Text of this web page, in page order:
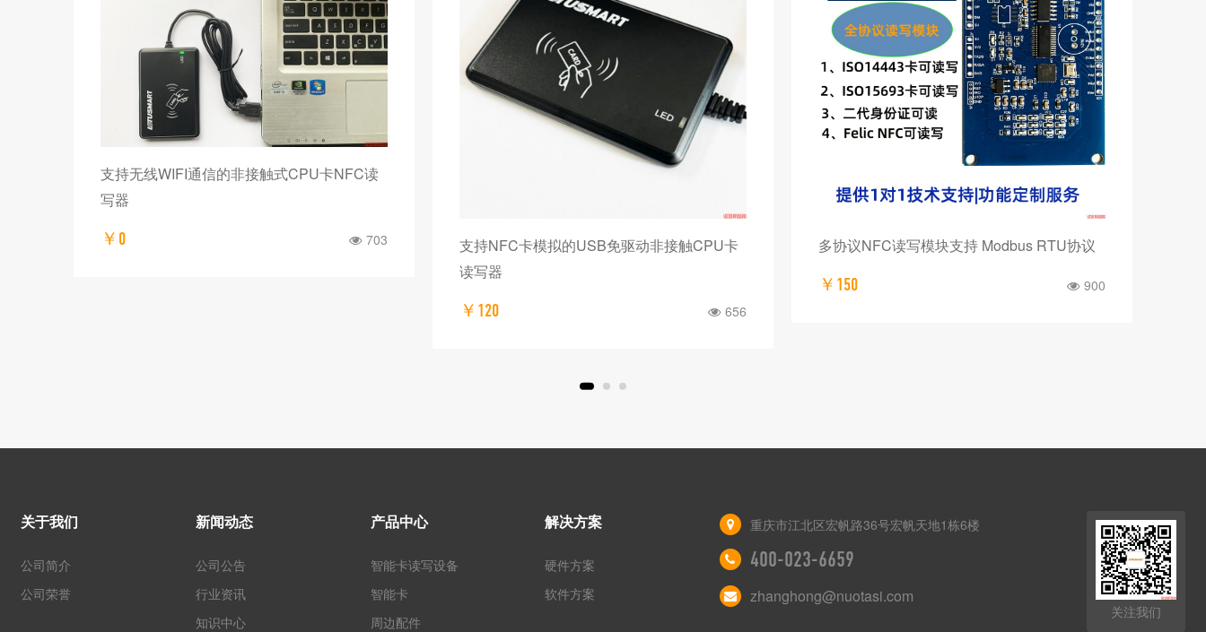
支持NFC卡模拟的USB免驱动非接触CPU卡
多协议NFC读写模块支持 Modbus RTU协议
￥150
RJ45接口TCP/IP通信二代证阅读器IC卡CPU
关于我们
公司简介
公司荣誉
新闻动态
公司公告
行业资讯
知识中心
产品中心
智能卡读写设备
智能卡
周边配件
解决方案
硬件方案
软件方案
重庆市江北区宏帆路36号宏帆天地1栋6楼
400-023-6659
zhanghong@nuotasi.com
关注我们